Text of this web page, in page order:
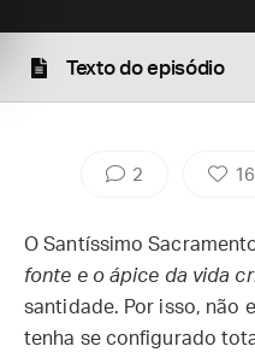
Texto do episódio
2 16
O Santíssimo
fonte e o ápice da vida
santidade. Por isso, não
tenha se configurado